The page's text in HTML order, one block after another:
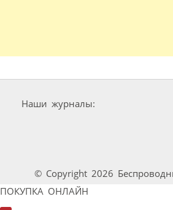
Наши журналы:
© Copyright 2026
ПОКУПКА ОНЛАЙН